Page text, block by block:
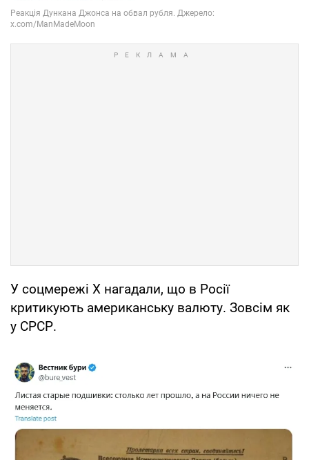
У соцмережі X нагадали, що в Росії
критикують американську валюту. Зовсім як
у СРСР.